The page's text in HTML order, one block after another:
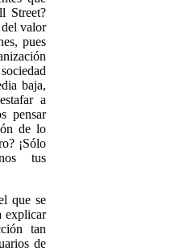
Street?
valor
pues
baja,
a
pensar
de lo
¡Sólo
tus
que se
explicar
tan
de